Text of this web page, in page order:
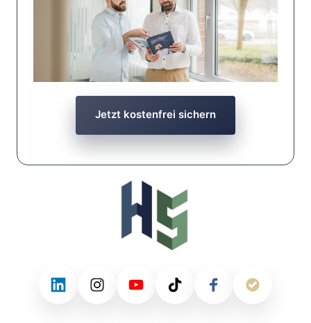
Jetzt kostenfrei sichern